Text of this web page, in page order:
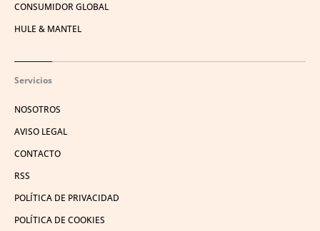
CONSUMIDOR GLOBAL
HULE & MANTEL
Servicios
NOSOTROS
AVISO LEGAL
CONTACTO
RSS
POLÍTICA DE PRIVACIDAD
POLÍTICA DE COOKIES